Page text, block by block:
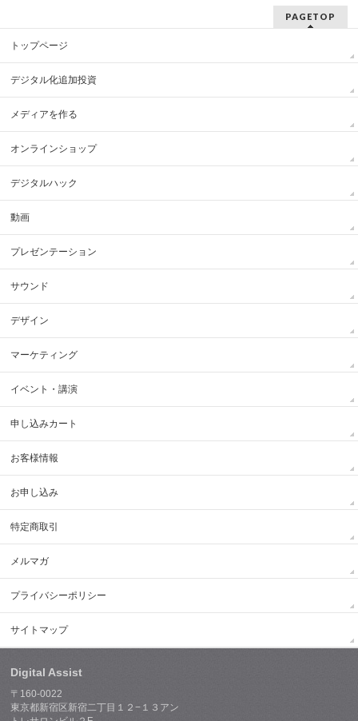
PAGETOP
トップページ
デジタル化追加投資
メディアを作る
オンラインショップ
デジタルハック
動画
プレゼンテーション
サウンド
デザイン
マーケティング
イベント・講演
申し込みカート
お客様情報
お申し込み
特定商取引
メルマガ
プライバシーポリシー
サイトマップ
Digital Assist
〒160-0022
東京都新宿区新宿二丁目１２−１３アン